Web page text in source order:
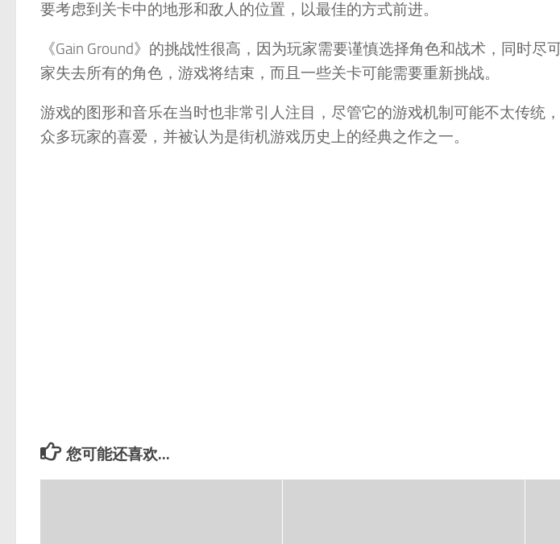
要考虑到关卡中的地形和敌人的位置，以最佳的方式前进。
《Gain Ground》的挑战性很高，因为玩家需要谨慎选择角色和战术，同时
家失去所有的角色，游戏将结束，而且一些关卡可能需要重新挑战。
游戏的图形和音乐在当时也非常引人注目，尽管它的游戏机制可能不太传统
众多玩家的喜爱，并被认为是街机游戏历史上的经典之作之一。
您可能还喜欢...